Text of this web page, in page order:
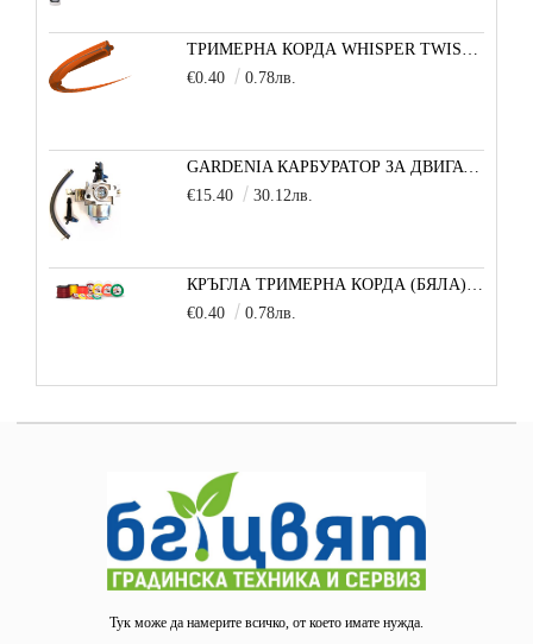
€0.40
0.78лв.
GARDENIA КАРБУРАТОР ЗА ДВИГАТЕЛ 5,5/6,5 К.С.
€15.40
30.12лв.
€0.40
0.78лв.
Тук може да намерите всичко, от което имате нужда.